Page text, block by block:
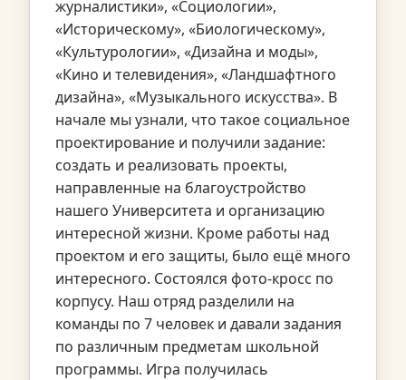
журналистики», «Социологии»,
«Историческому», «Биологическому»,
«Культурологии», «Дизайна и моды»,
«Кино и телевидения», «Ландшафтного
дизайна», «Музыкального искусства». В
начале мы узнали, что такое социальное
проектирование и получили задание:
создать и реализовать проекты,
направленные на благоустройство
нашего Университета и организацию
интересной жизни. Кроме работы над
проектом и его защиты, было ещё много
интересного. Состоялся фото-кросс по
корпусу. Наш отряд разделили на
команды по 7 человек и давали задания
по различным предметам школьной
программы. Игра получилась